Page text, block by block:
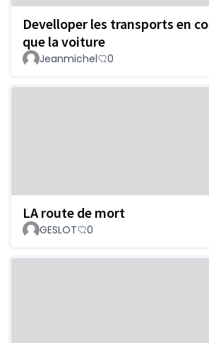
Develloper les transports en
que la voiture
Jeanmichel 0
LA route de mort
GESLOT 0